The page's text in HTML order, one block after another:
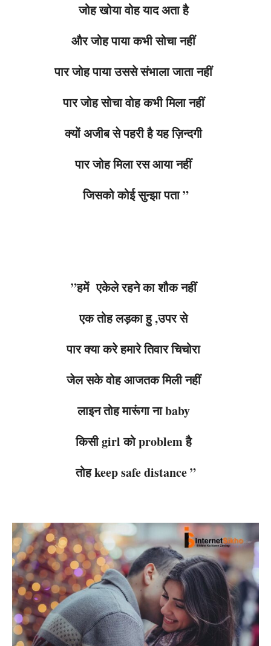
जोह खोया वोह याद अता है
और जोह पाया कभी सोचा नहीं
पार जोह पाया उससे संभाला जाता नहीं
पार जोह सोचा वोह कभी मिला नहीं
क्यों अजीब से पहरी है यह ज़िन्दगी
पार जोह मिला रस आया नहीं
जिसको कोई सुन्झा पता ”
”हमें एकेले रहने का शौक नहीं
एक तोह लड़का हु ,उपर से
पार क्या करे हमारे तिवार चिचोरा
जेल सके वोह आजतक मिली नहीं
लाइन तोह मारूंगा ना baby
किसी girl को problem है
तोह keep safe distance ”